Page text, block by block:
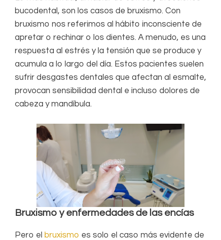
bucodental, son los casos de bruxismo. Con
bruxismo nos referimos al hábito inconsciente de
apretar o rechinar o los dientes. A menudo, es una
respuesta al estrés y la tensión que se produce y
acumula a lo largo del día. Estos pacientes suelen
sufrir desgastes dentales que afectan al esmalte,
provocan sensibilidad dental e incluso dolores de
cabeza y mandíbula.
Bruxismo y enfermedades de las encías
Pero el bruxismo es solo el caso más evidente de